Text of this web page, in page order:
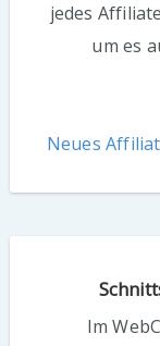
jedes
um es
Neues
Im